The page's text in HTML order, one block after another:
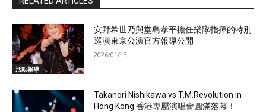
活動報導
安野希世乃與堂島孝平擔任樂隊指揮的特別
巡演東京公演官方報導公開
2026/01/13
Takanori Nishikawa vs T.M.Revolution in
Hong Kong 香港專屬演唱會圓滿落幕！